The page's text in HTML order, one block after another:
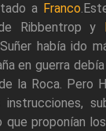
a Franco
Ribbentrop y
había ido
en guerra
la Roca. Pero
proponían